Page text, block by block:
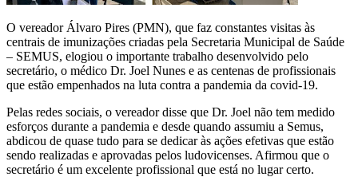
O vereador Álvaro Pires (PMN), que faz constantes visitas às
centrais de imunizações criadas pela Secretaria Municipal de Saúde
– SEMUS, elogiou o importante trabalho desenvolvido pelo
secretário, o médico Dr. Joel Nunes e as centenas de profissionais
que estão empenhados na luta contra a pandemia da covid-19.
Pelas redes sociais, o vereador disse que Dr. Joel não tem medido
esforços durante a pandemia e desde quando assumiu a Semus,
abdicou de quase tudo para se dedicar às ações efetivas que estão
sendo realizadas e aprovadas pelos ludovicenses. Afirmou que o
secretário é um excelente profissional que está no lugar certo.